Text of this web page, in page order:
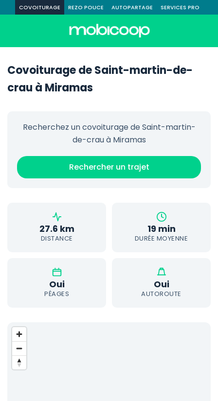
COVOITURAGE REZO POUCE AUTOPARTAGE SERVICES PRO
Covoiturage de Saint-martin-de-
crau à Miramas
Recherchez un covoiturage de Saint-martin-
de-crau à Miramas
Rechercher un trajet
27.6 km
DISTANCE
19 min
DURÉE MOYENNE
Oui
PÉAGES
Oui
AUTOROUTE